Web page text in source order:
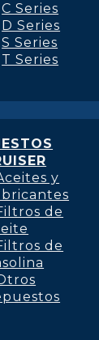
C Series
D Series
S Series
T Series
y
de
de